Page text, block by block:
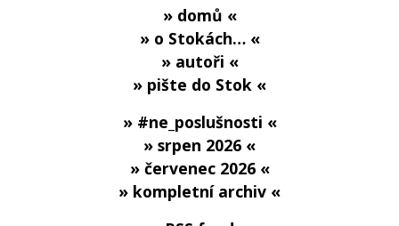
» domů «
» o Stokách… «
» autoři «
» pište do Stok «
» #ne_poslušnosti «
» srpen 2026 «
» červenec 2026 «
» kompletní archiv «